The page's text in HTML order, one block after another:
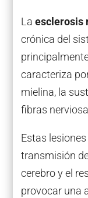
La esclerosis
crónica del
caracteriza
mielina, la
fibras
Estas
transmisión
cerebro y el
provocar una